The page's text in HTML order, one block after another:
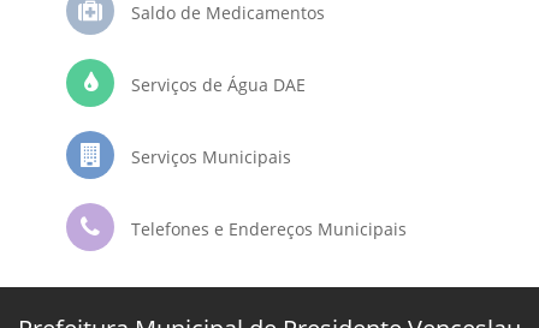
Saldo de Medicamentos
Serviços de Água DAE
Serviços Municipais
Telefones e Endereços Municipais